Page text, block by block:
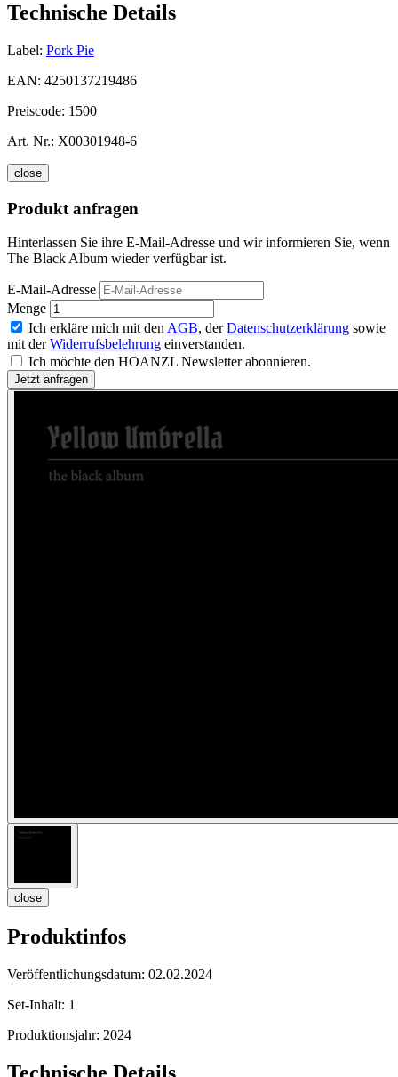
Technische Details
Label: Pork Pie
EAN: 4250137219486
Preiscode: 1500
Art. Nr.: X00301948-6
close
Produkt anfragen
Hinterlassen Sie ihre E-Mail-Adresse und wir informieren Sie, wenn
The Black Album wieder verfügbar ist.
E-Mail-Adresse
Menge
Ich erkläre mich mit den AGB, derDatenschutzerklärung sowie
mit derWiderrufsbelehrung einverstanden.
Ich möchte den HOANZL Newsletter abonnieren.
close
Produktinfos
Veröffentlichungsdatum: 02.02.2024
Set-Inhalt: 1
Produktionsjahr: 2024